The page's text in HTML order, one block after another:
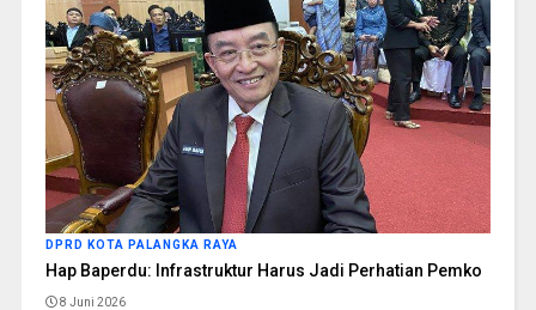
DPRD KOTA PALANGKA RAYA
Hap Baperdu: Infrastruktur Harus Jadi Perhatian Pemko
8 Juni 2026